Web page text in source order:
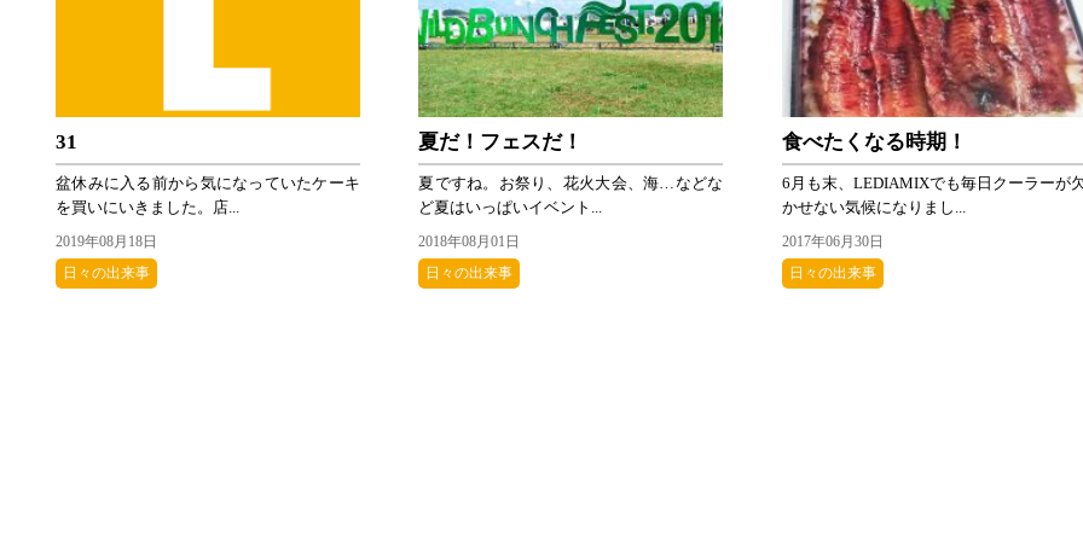
31
盆休みに入る前から気になっていたケーキ
を買いにいきました。店...
2019年08月18日
日々の出来事
夏だ！フェスだ！
夏ですね。お祭り、花火大会、海…などな
ど夏はいっぱいイベント...
2018年08月01日
日々の出来事
食べたくなる時期！
6月も末、LEDIAMIXでも毎日クーラーが
かせない気候になりまし...
2017年06月30日
日々の出来事